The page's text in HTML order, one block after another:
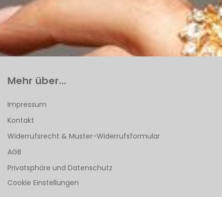
Mehr über...
Impressum
Kontakt
Widerrufsrecht & Muster-Widerrufsformular
AGB
Privatsphäre und Datenschutz
Cookie Einstellungen